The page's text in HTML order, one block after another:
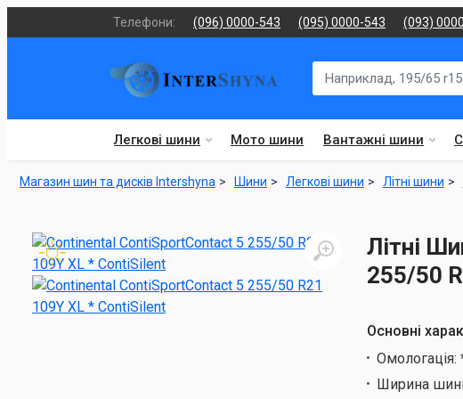
Телефони: (096) 0000-543 (095) 0000-543 (093)
Легкові шини Мото шини Вантажні шини
Магазин шин та дисків Intershyna Шини Легкові шини Літні шини
Літні
255/50
Основні
Омологація:
Ширина